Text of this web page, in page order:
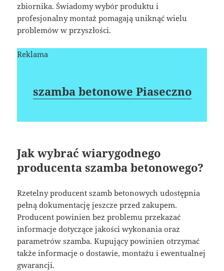
zbiornika. Świadomy wybór produktu i
profesjonalny montaż pomagają uniknąć wielu
problemów w przyszłości.
Reklama
szamba betonowe Piaseczno
Jak wybrać wiarygodnego
producenta szamba betonowego?
Rzetelny producent szamb betonowych udostępnia
pełną dokumentację jeszcze przed zakupem.
Producent powinien bez problemu przekazać
informacje dotyczące jakości wykonania oraz
parametrów szamba. Kupujący powinien otrzymać
także informacje o dostawie, montażu i ewentualnej
gwarancji.